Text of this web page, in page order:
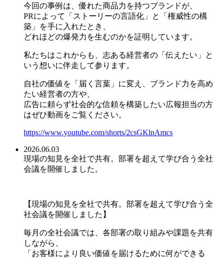
今回の事例は、優れた商品力を持つブランドが、
PRによって「ストーリーの言語化」と「権威性の構
築」を手に入れたとき、
どれほどの爆発力を生むのかを証明しています。
私たちはこれからも、志ある経営者の「伝えたい」と
いう想いに伴走して参ります。
自社の価値を「届く言葉」に変え、ブランド力を高め
たい経営者の方や、
広告に頼らず社会的な信頼を構築したい広報担当の方
はぜひ動画をご覧ください。
https://www.youtube.com/shorts/2csGKlnAmcs
2026.06.03
現場の知見を全社で共有。部署を超えて学び合う全社
会議を開催しました。
【現場の知見を全社で共有。部署を超えて学び合う全
社会議を開催しました】
毎月の全社会議では、各部署の取り組みや課題を共有
しながら、
「お客様により良い価値を届けるために何ができる